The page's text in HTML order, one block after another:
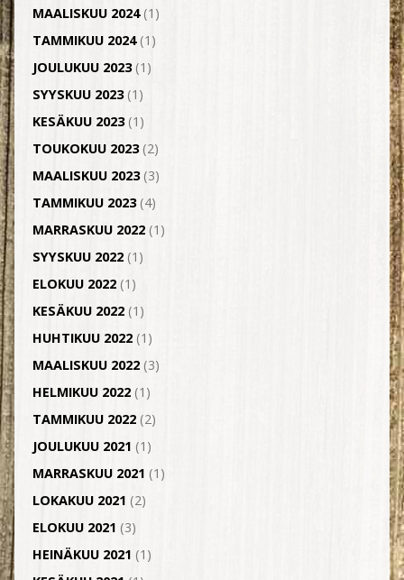
MAALISKUU 2024(1)
TAMMIKUU 2024(1)
JOULUKUU 2023(1)
SYYSKUU 2023(1)
KESÄKUU 2023(1)
TOUKOKUU 2023(2)
MAALISKUU 2023(3)
TAMMIKUU 2023(4)
MARRASKUU 2022(1)
SYYSKUU 2022(1)
ELOKUU 2022(1)
KESÄKUU 2022(1)
HUHTIKUU 2022(1)
MAALISKUU 2022(3)
HELMIKUU 2022(1)
TAMMIKUU 2022(2)
JOULUKUU 2021 (1)
MARRASKUU 2021 (1)
LOKAKUU 2021 (2)
ELOKUU 2021 (3)
HEINÄKUU 2021 (1)